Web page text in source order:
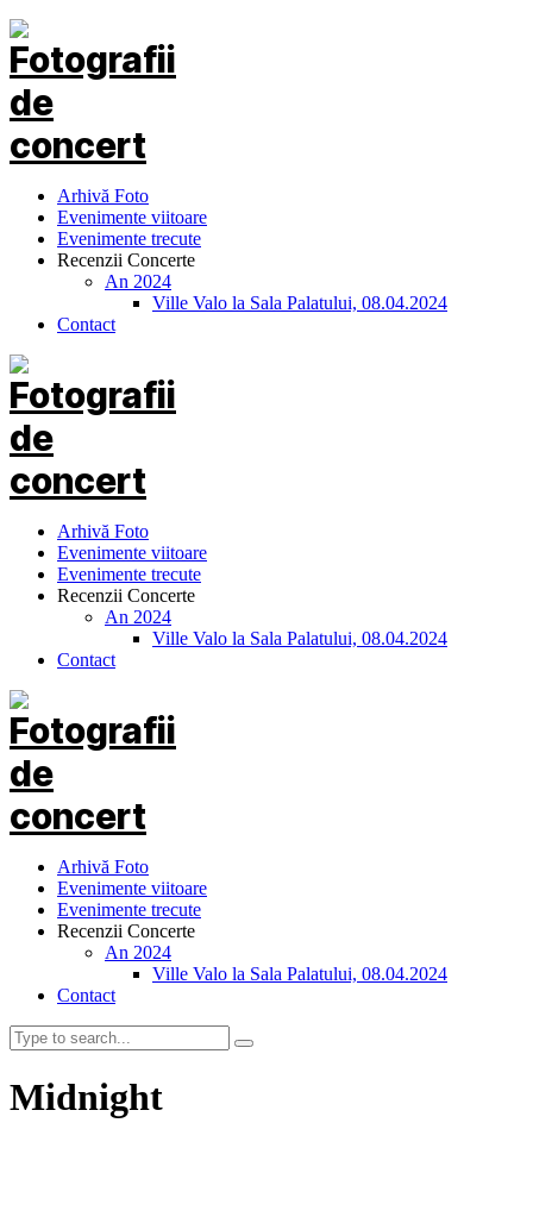
Arhivă Foto
Evenimente viitoare
Evenimente trecute
Recenzii Concerte
An 2024
Ville Valo la Sala Palatului, 08.04.2024
Contact
Arhivă Foto
Evenimente viitoare
Evenimente trecute
Recenzii Concerte
An 2024
Ville Valo la Sala Palatului, 08.04.2024
Contact
Arhivă Foto
Evenimente viitoare
Evenimente trecute
Recenzii Concerte
An 2024
Ville Valo la Sala Palatului, 08.04.2024
Contact
Midnight